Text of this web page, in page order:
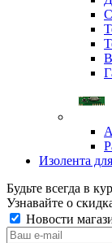
Изолента
Будьте всегда в
Узнавайте о
Новости